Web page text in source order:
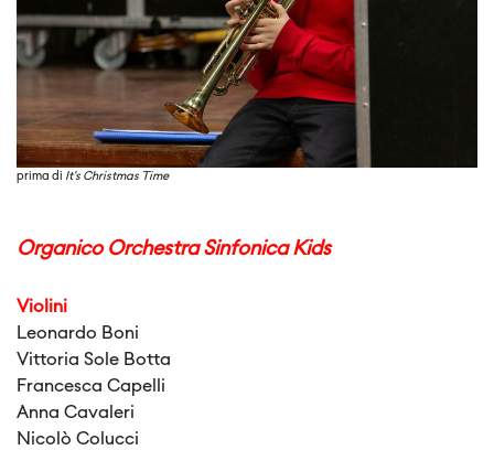
prima di It's Christmas Time
Organico Orchestra Sinfonica Kids
Violini
Leonardo Boni
Vittoria Sole Botta
Francesca Capelli
Anna Cavaleri
Nicolò Colucci